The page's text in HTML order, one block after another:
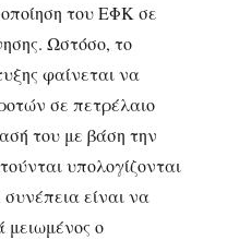
του ΕΦΚ σε
Ωστόσο, το
φαίνεται να
σε πετρέλαιο
του με βάση την
υπολογίζονται
είναι να
μειωμένος ο